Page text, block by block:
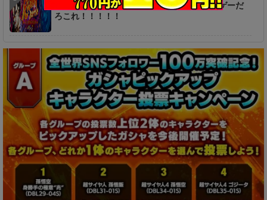
【悲報】ベジット100勝てねぇぇぇ！！無理ゲーだ
ろこれ！！！！！